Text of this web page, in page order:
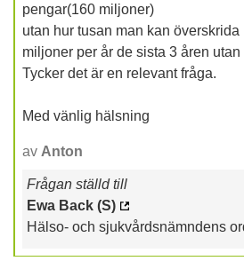
pengar(160 miljoner)
utan hur tusan man kan
miljoner per år de sista 3 åren utan
Tycker det är en relevant fråga.
Med vänlig hälsning
av Anton
Frågan ställd till
Ewa Back (S)
Hälso- och sjukvårdsnämndens